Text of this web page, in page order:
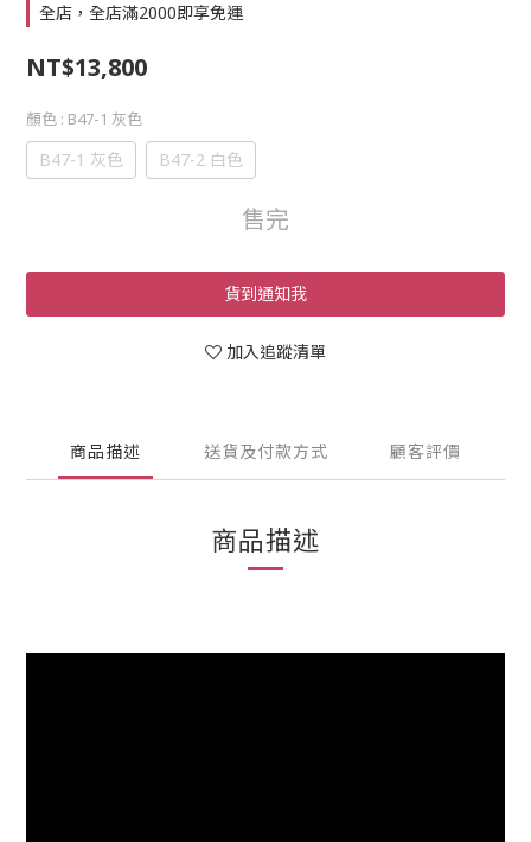
全店，全店滿2000即享免運
NT$13,800
顏色 : B47-1 灰色
B47-1 灰色 B47-2 白色
售完
貨到通知我
加入追蹤清單
商品描述 送貨及付款方式 顧客評價
商品描述